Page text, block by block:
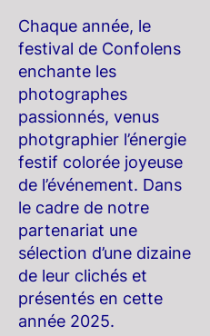
Chaque année, le
festival de Confolens
enchante les
photographes
passionnés, venus
photgraphier l’énergie
festif colorée joyeuse
de l’événement. Dans
le cadre de notre
partenariat une
sélection d’une dizaine
de leur clichés et
présentés en cette
année 2025.